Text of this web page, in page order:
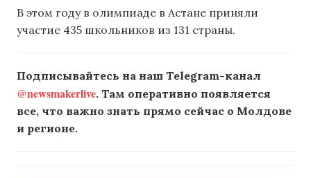
В этом году в олимпиаде в Астане приняли
участие 435 школьников из 131 страны.
Подписывайтесь на наш Telegram-канал
@newsmakerlive. Там оперативно появляется
все, что важно знать прямо сейчас о Молдове
и регионе.